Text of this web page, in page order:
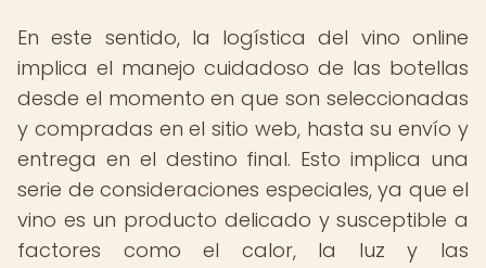
En este sentido, la logística del vino online
implica el manejo cuidadoso de las botellas
desde el momento en que son seleccionadas
y compradas en el sitio web, hasta su envío y
entrega en el destino final. Esto implica una
serie de consideraciones especiales, ya que el
vino es un producto delicado y susceptible a
factores como el calor, la luz y las